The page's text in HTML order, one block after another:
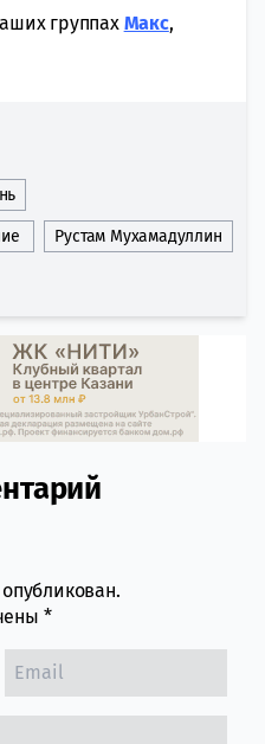
группах Макс,
Рустам Мухамадуллин
*